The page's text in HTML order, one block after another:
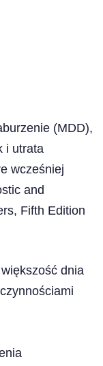
(MDD),
i utrata
wcześniej
and
Fifth Edition
dnia